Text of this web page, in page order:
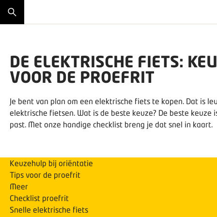
DE ELEKTRISCHE FIETS:
VOOR DE PROEFRIT
Je bent van plan om een elektrische fiets te kopen. Dat is
elektrische fietsen. Wat is de beste keuze? De beste
past. Met onze handige checklist breng je dat snel in kaart.
Keuzehulp bij oriëntatie
Tips voor de proefrit
Meer
Checklist proefrit
Snelle elektrische fiets